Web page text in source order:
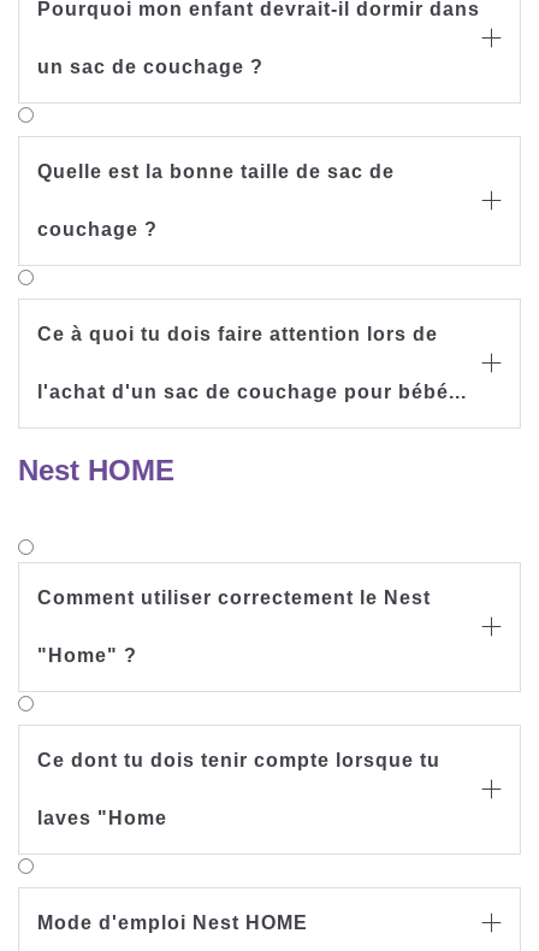
Pourquoi mon enfant devrait-il dormir dans
un sac de couchage ?

Quelle est la bonne taille de sac de
couchage ?

Ce à quoi tu dois faire attention lors de
l'achat d'un sac de couchage pour bébé...

Nest HOME
Comment utiliser correctement le Nest
"Home" ?

Ce dont tu dois tenir compte lorsque tu
laves "Home

Mode d'emploi Nest HOME 